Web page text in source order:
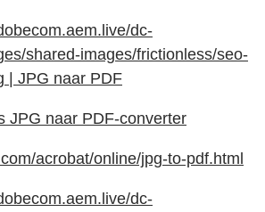
dc-
shared-images/frictionless/seo-
| JPG naar PDF
JPG naar PDF-converter
acrobat/online/jpg-to-pdf.html
dc-